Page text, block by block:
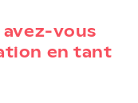
avez-vous
en tant